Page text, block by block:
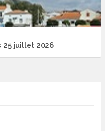
25 juillet 2026